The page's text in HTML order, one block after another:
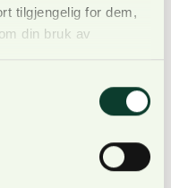
tilgjengelig for dem,
din bruk av
4. april og